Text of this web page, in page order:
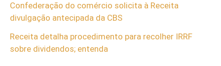
Confederação do comércio solicita à Receita
divulgação antecipada da CBS
Receita detalha procedimento para recolher IRRF
sobre dividendos; entenda